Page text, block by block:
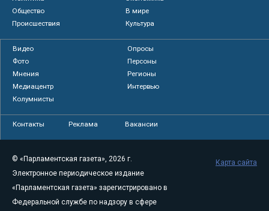
Общество
В мире
Происшествия
Культура
Видео
Опросы
Фото
Персоны
Мнения
Регионы
Медиацентр
Интервью
Колумнисты
Контакты Реклама Вакансии
© «Парламентская газета», 2026 г.
Электронное периодическое издание
«Парламентская газета» зарегистрировано в
Федеральной службе по надзору в сфере
Карта сайта